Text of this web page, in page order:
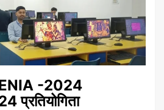
-2024
प्रतियोगिता